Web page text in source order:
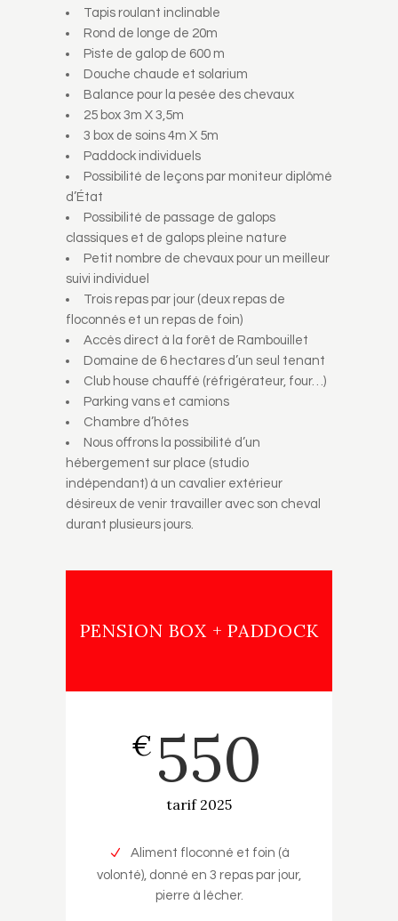
Tapis roulant inclinable
Rond de longe de 20m
Piste de galop de 600 m
Douche chaude et solarium
Balance pour la pesée des chevaux
25 box 3m X 3,5m
3 box de soins 4m X 5m
Paddock individuels
Possibilité de leçons par moniteur diplômé
d’État
Possibilité de passage de galops
classiques et de galops pleine nature
Petit nombre de chevaux pour un meilleur
suivi individuel
Trois repas par jour (deux repas de
floconnés et un repas de foin)
Accès direct à la forêt de Rambouillet
Domaine de 6 hectares d’un seul tenant
Club house chauffé (réfrigérateur, four…)
Parking vans et camions
Chambre d’hôtes
Nous offrons la possibilité d’un
hébergement sur place (studio
indépendant) à un cavalier extérieur
désireux de venir travailler avec son cheval
durant plusieurs jours.
PENSION BOX + PADDOCK
€ 550
tarif 2025
Aliment floconné et foin (à
volonté), donné en 3 repas par jour,
pierre à lécher.